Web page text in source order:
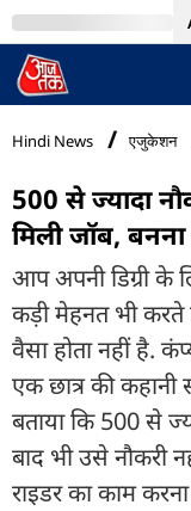
MumbaiTak
Hindi News एजुकेशन
500 से ज्यादा
मिली जॉब, बनना
आप अपनी डिग्री
कड़ी मेहनत भी
वैसा होता नहीं है.
एक छात्र की
बताया कि 500 से
बाद भी उसे नौकरी
राइडर का काम